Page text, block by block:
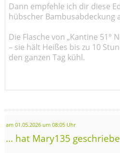
Dann empfehle ich dir diese
hübscher Bambusabdeckung
Die Flasche von „Kantine 51°
– sie hält Heißes bis zu 10
den ganzen Tag kühl.
am 01.05.2026 um 08:05 Uhr
... hat Mary135